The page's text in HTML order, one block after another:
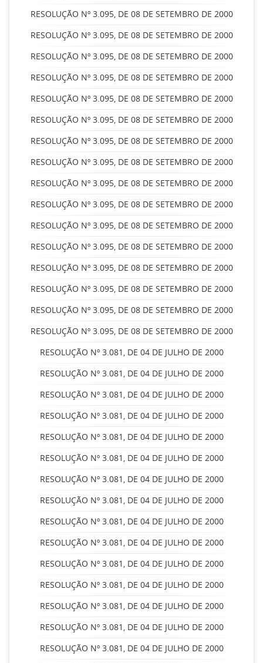
RESOLUÇÃO Nº 3.095, DE 08 DE SETEMBRO DE 2000
RESOLUÇÃO Nº 3.095, DE 08 DE SETEMBRO DE 2000
RESOLUÇÃO Nº 3.095, DE 08 DE SETEMBRO DE 2000
RESOLUÇÃO Nº 3.095, DE 08 DE SETEMBRO DE 2000
RESOLUÇÃO Nº 3.095, DE 08 DE SETEMBRO DE 2000
RESOLUÇÃO Nº 3.095, DE 08 DE SETEMBRO DE 2000
RESOLUÇÃO Nº 3.095, DE 08 DE SETEMBRO DE 2000
RESOLUÇÃO Nº 3.095, DE 08 DE SETEMBRO DE 2000
RESOLUÇÃO Nº 3.095, DE 08 DE SETEMBRO DE 2000
RESOLUÇÃO Nº 3.095, DE 08 DE SETEMBRO DE 2000
RESOLUÇÃO Nº 3.095, DE 08 DE SETEMBRO DE 2000
RESOLUÇÃO Nº 3.095, DE 08 DE SETEMBRO DE 2000
RESOLUÇÃO Nº 3.095, DE 08 DE SETEMBRO DE 2000
RESOLUÇÃO Nº 3.095, DE 08 DE SETEMBRO DE 2000
RESOLUÇÃO Nº 3.095, DE 08 DE SETEMBRO DE 2000
RESOLUÇÃO Nº 3.095, DE 08 DE SETEMBRO DE 2000
RESOLUÇÃO Nº 3.081, DE 04 DE JULHO DE 2000
RESOLUÇÃO Nº 3.081, DE 04 DE JULHO DE 2000
RESOLUÇÃO Nº 3.081, DE 04 DE JULHO DE 2000
RESOLUÇÃO Nº 3.081, DE 04 DE JULHO DE 2000
RESOLUÇÃO Nº 3.081, DE 04 DE JULHO DE 2000
RESOLUÇÃO Nº 3.081, DE 04 DE JULHO DE 2000
RESOLUÇÃO Nº 3.081, DE 04 DE JULHO DE 2000
RESOLUÇÃO Nº 3.081, DE 04 DE JULHO DE 2000
RESOLUÇÃO Nº 3.081, DE 04 DE JULHO DE 2000
RESOLUÇÃO Nº 3.081, DE 04 DE JULHO DE 2000
RESOLUÇÃO Nº 3.081, DE 04 DE JULHO DE 2000
RESOLUÇÃO Nº 3.081, DE 04 DE JULHO DE 2000
RESOLUÇÃO Nº 3.081, DE 04 DE JULHO DE 2000
RESOLUÇÃO Nº 3.081, DE 04 DE JULHO DE 2000
RESOLUÇÃO Nº 3.081, DE 04 DE JULHO DE 2000